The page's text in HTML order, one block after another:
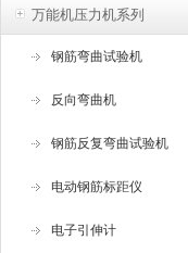
万能机压力机系列
钢筋弯曲试验机
反向弯曲机
钢筋反复弯曲试验机
电动钢筋标距仪
电子引伸计